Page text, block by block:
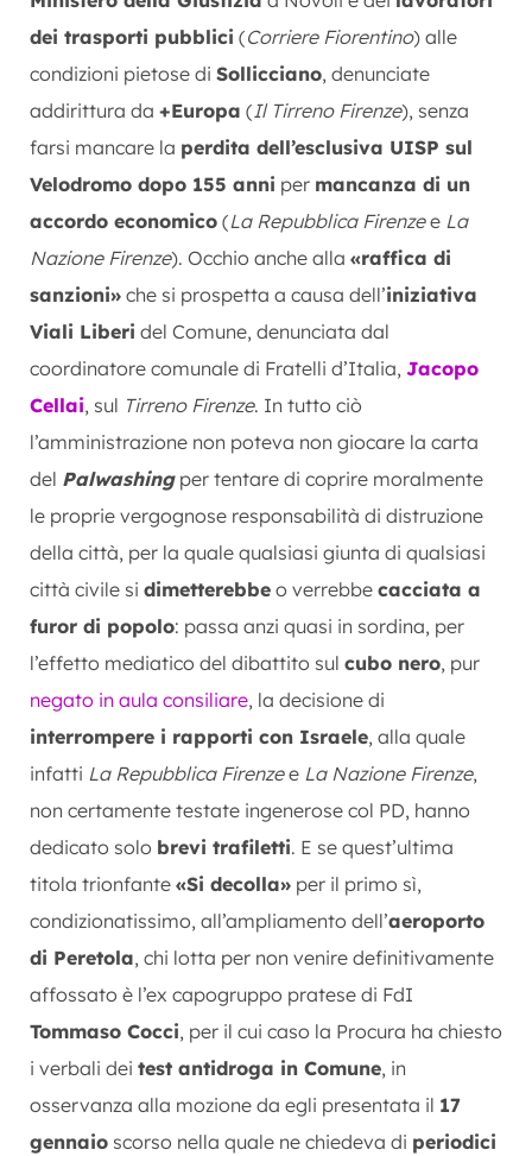
dei trasporti pubblici (Corriere Fiorentino) alle
condizioni pietose di Sollicciano, denunciate
addirittura da +Europa (Il Tirreno Firenze), senza
farsi mancare la perdita dell’esclusiva UISP sul
Velodromo dopo 155 anni per mancanza di un
accordo economico (La Repubblica Firenzee La
Nazione Firenze). Occhio anche alla «raffica di
sanzioni» che si prospetta a causa dell’iniziativa
Viali Liberi del Comune, denunciata dal
coordinatore comunale di Fratelli d’Italia, Jacopo
Cellai, sul Tirreno Firenze. In tutto ciò
l’amministrazione non poteva non giocare la carta
del Palwashing per tentare di coprire moralmente
le proprie vergognose responsabilità di distruzione
della città, per la quale qualsiasi giunta di qualsiasi
città civile si dimetterebbe o verrebbe cacciata a
furor di popolo: passa anzi quasi in sordina, per
l’effetto mediatico del dibattito sul cubo nero, pur
negato in aula consiliare, la decisione di
interrompere i rapporti con Israele, alla quale
infatti La Repubblica Firenzee La Nazione Firenze,
non certamente testate ingenerose col PD, hanno
dedicato solo brevi trafiletti. E se quest’ultima
titola trionfante «Si decolla» per il primo sì,
condizionatissimo, all’ampliamento dell’aeroporto
di Peretola, chi lotta per non venire definitivamente
affossato è l’ex capogruppo pratese di FdI
Tommaso Cocci, per il cui caso la Procura ha chiesto
i verbali dei test antidroga in Comune, in
osservanza alla mozione da egli presentata il 17
gennaio scorso nella quale ne chiedeva di periodici